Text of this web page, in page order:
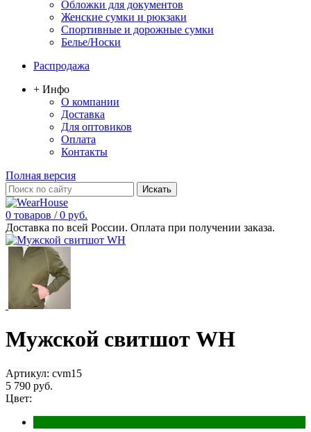
Обложки для документов
Женские сумки и рюкзаки
Спортивные и дорожные сумки
Белье/Носки
Распродажа
+ Инфо
О компании
Доставка
Для оптовиков
Оплата
Контакты
Полная версия
0 товаров / 0 руб.
Доставка по всей России. Оплата при получении заказа.
Мужской свитшот WH
Артикул: cvm15
5 790 руб.
Цвет: